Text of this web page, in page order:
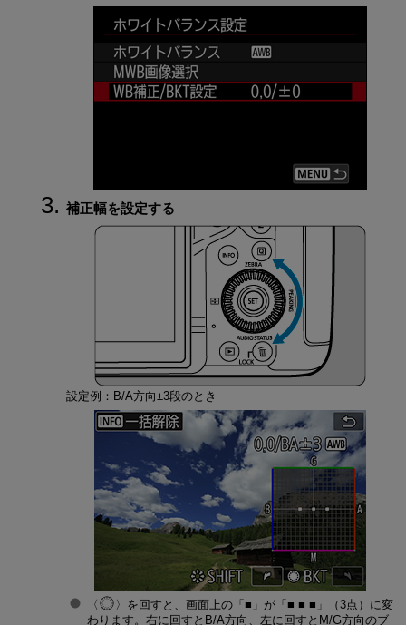
補正幅を設定する
設定例：B/A方向±3段のとき
を回すと、画面上の「■」が「■ ■ ■」（3点）に変
わります。右に回すとB/A方向、左に回すとM/G方向のブ